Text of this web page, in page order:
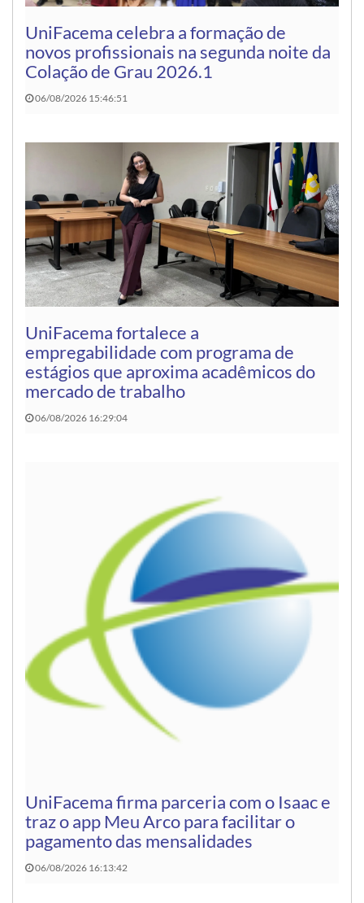
UniFacema celebra a formação de
novos profissionais na segunda noite da
Colação de Grau 2026.1
06/08/2026 15:46:51
UniFacema fortalece a
empregabilidade com programa de
estágios que aproxima acadêmicos do
mercado de trabalho
06/08/2026 16:29:04
UniFacema firma parceria com o Isaac e
traz o app Meu Arco para facilitar o
pagamento das mensalidades
06/08/2026 16:13:42